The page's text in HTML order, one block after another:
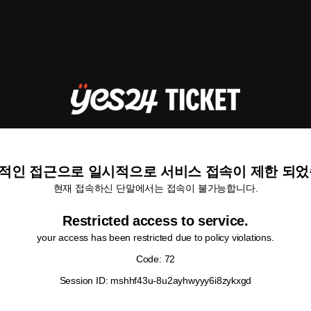
인 접근으로 일시적으로 서비스 접속이 제한 되
현재 접속하신 단말에서는 접속이 불가능합니다.
Restricted access to service.
your access has been restricted due to policy violations.
Code: 72
Session ID: mshhf43u-8u2ayhwyyy6i8zykxgd